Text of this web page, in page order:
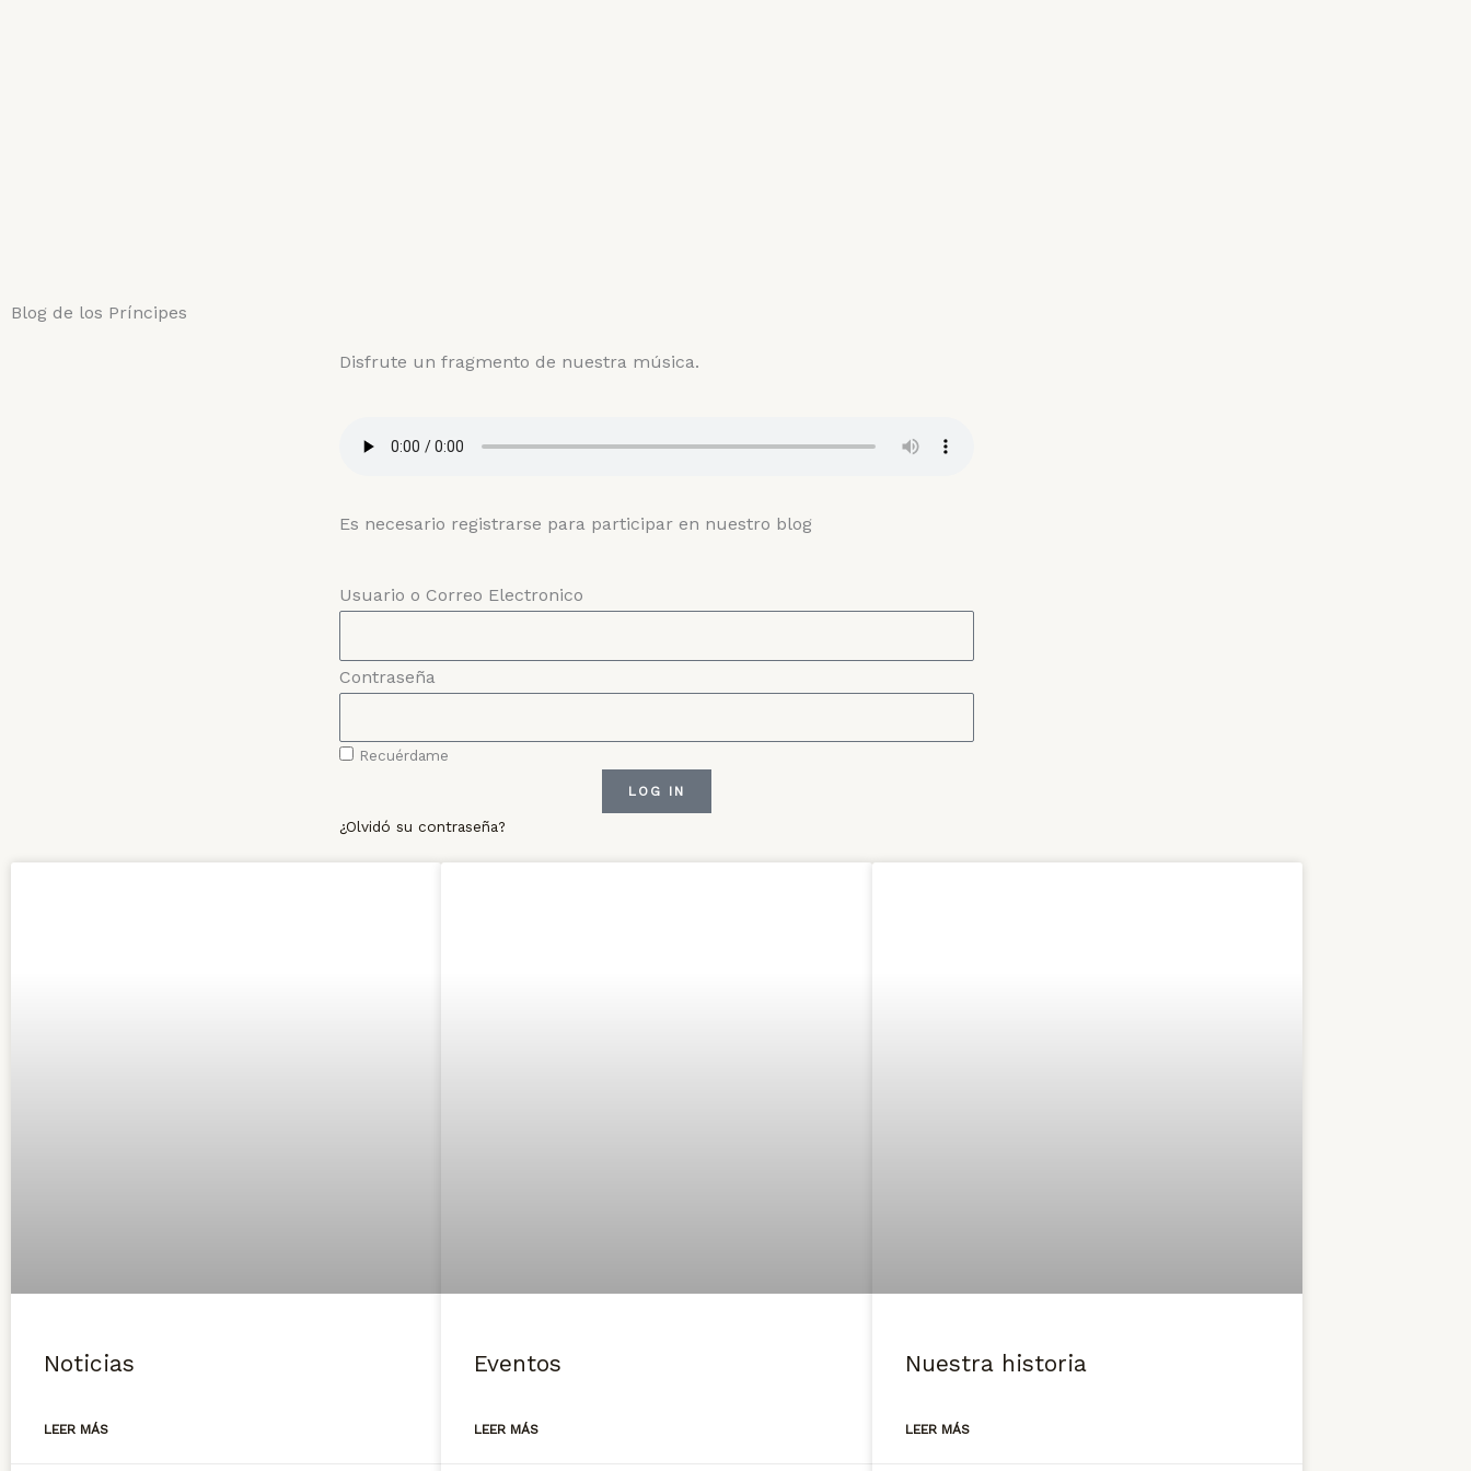
Blog de los Príncipes
Disfrute un fragmento de nuestra música.
Es necesario registrarse para participar en nuestro blog
Usuario o Correo Electronico
Contraseña
Recuérdame
LOG IN
¿Olvidó su contraseña?
Noticias
LEER MÁS
Eventos
LEER MÁS
Nuestra historia
LEER MÁS